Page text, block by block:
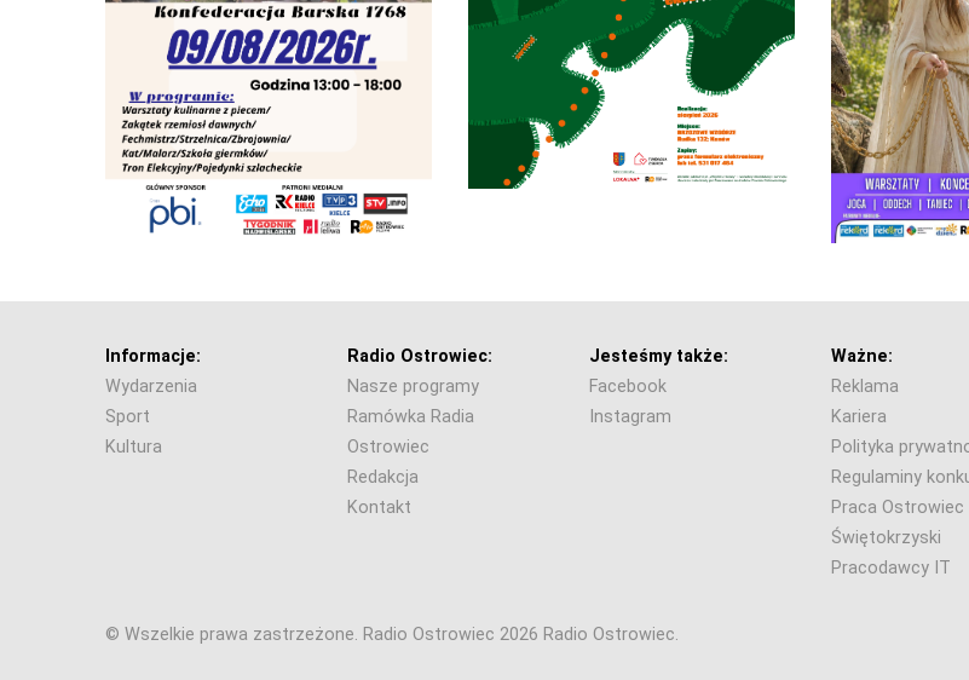
Informacje:
Wydarzenia
Sport
Kultura
Radio Ostrowiec:
Nasze programy
Ramówka Radia
Ostrowiec
Redakcja
Kontakt
Jesteśmy także:
Facebook
Instagram
Ważne:
Reklama
Kariera
Polityka
Regulaminy
Praca Ostrowiec
Świętokrzyski
Pracodawcy IT
© Wszelkie prawa zastrzeżone. Radio Ostrowiec 2026 Radio Ostrowiec.